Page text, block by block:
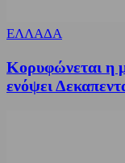
ΕΛΛΑΔΑ
Κορυφώνεται η
ενόψει